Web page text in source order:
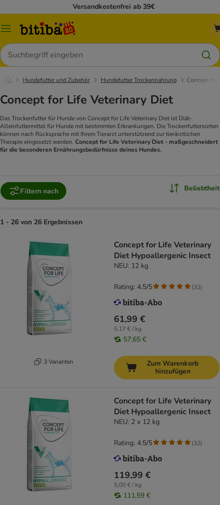
Versandkostenfrei ab 39€
Menü
Suchen
Hundefutter und Zubehör Hundefutter Trockennahrung Concept for
Concept for Life Veterinary Diet
Das Trockenfutter für Hunde von Concept for Life Veterinary Diet ist Diät-
Alleinfuttermittel für Hunde mit bestimmten Erkrankungen. Die Trockenfuttersorten
können nach Rücksprache mit Ihrem Tierarzt unterstützend zur tierärztlichen
Therapie eingesetzt werden. Concept for Life Veterinary Diet - maßgeschneidert
für die besonderen Ernährungsbedürfnisse deines Hundes.
Filtern nach Beliebtheit
1 - 26 von 26 Ergebnissen
3 Varianten
Concept for Life Veterinary
Diet Hypoallergenic Insect
NEU: 12 kg
61,99 €
5,17 € / kg
57,65 €
Rating: 4.5/5 (32)
Zum Warenkorb
hinzufügen
Concept for Life Veterinary
Diet Hypoallergenic Insect
NEU: 2 x 12 kg
119,99 €
5,00 € / kg
111,59 €
Rating: 4.5/5 (32)